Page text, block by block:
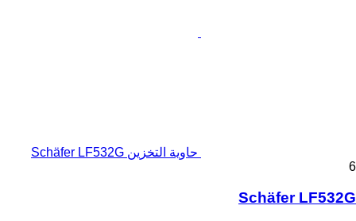
حاوية التخزين Schäfer LF532G
6
Schäfer LF532G